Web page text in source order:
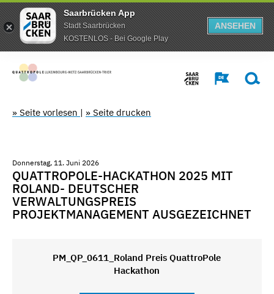
Saarbrücken App
Stadt Saarbrücken
KOSTENLOS - Bei Google Play
ANSEHEN
» Seite vorlesen | » Seite drucken
Donnerstag, 11. Juni 2026
QUATTROPOLE-HACKATHON 2025 MIT
ROLAND- DEUTSCHER
VERWALTUNGSPREIS
PROJEKTMANAGEMENT AUSGEZEICHNET
PM_QP_0611_Roland Preis QuattroPole
Hackathon